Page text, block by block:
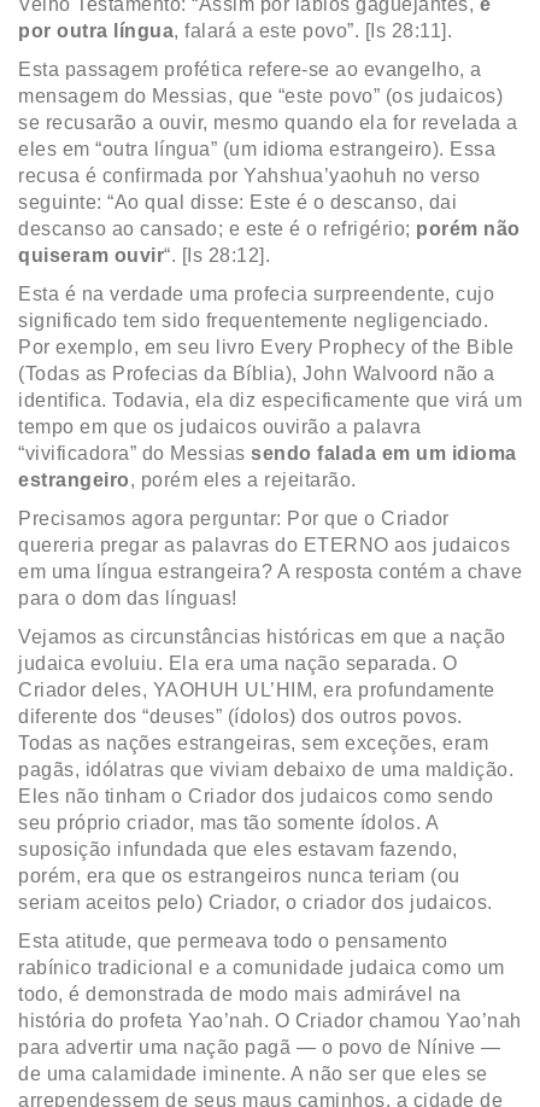
por outra língua, falará a este povo”. [Is 28:11].
Esta passagem profética refere-se ao evangelho, a
mensagem do Messias, que “este povo” (os judaicos)
se recusarão a ouvir, mesmo quando ela for revelada a
eles em “outra língua” (um idioma estrangeiro). Essa
recusa é confirmada por Yahshua’yaohuh no verso
seguinte: “Ao qual disse: Este é o descanso, dai
descanso ao cansado; e este é o refrigério; porém não
quiseram ouvir“. [Is 28:12].
Esta é na verdade uma profecia surpreendente, cujo
significado tem sido frequentemente negligenciado.
Por exemplo, em seu livro Every Prophecy of the Bible
(Todas as Profecias da Bíblia), John Walvoord não a
identifica. Todavia, ela diz especificamente que virá um
tempo em que os judaicos ouvirão a palavra
“vivificadora” do Messias sendo falada em um idioma
estrangeiro, porém eles a rejeitarão.
Precisamos agora perguntar: Por que o Criador
quereria pregar as palavras do ETERNO aos judaicos
em uma língua estrangeira? A resposta contém a chave
para o dom das línguas!
Vejamos as circunstâncias históricas em que a nação
judaica evoluiu. Ela era uma nação separada. O
Criador deles, YAOHUH UL’HIM, era profundamente
diferente dos “deuses” (ídolos) dos outros povos.
Todas as nações estrangeiras, sem exceções, eram
pagãs, idólatras que viviam debaixo de uma maldição.
Eles não tinham o Criador dos judaicos como sendo
seu próprio criador, mas tão somente ídolos. A
suposição infundada que eles estavam fazendo,
porém, era que os estrangeiros nunca teriam (ou
seriam aceitos pelo) Criador, o criador dos judaicos.
Esta atitude, que permeava todo o pensamento
rabínico tradicional e a comunidade judaica como um
todo, é demonstrada de modo mais admirável na
história do profeta Yao’nah. O Criador chamou Yao’nah
para advertir uma nação pagã — o povo de Nínive —
de uma calamidade iminente. A não ser que eles se
arrependessem de seus maus caminhos, a cidade de